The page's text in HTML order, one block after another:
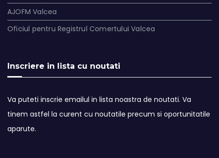
AJOFM Valcea
Oficiul pentru Registrul Comertului Valcea
Inscriere in lista cu noutati
Va puteti inscrie emailul in lista noastra de noutati. Va
tinem astfel la curent cu noutatile precum si oportunitatile
aparute.